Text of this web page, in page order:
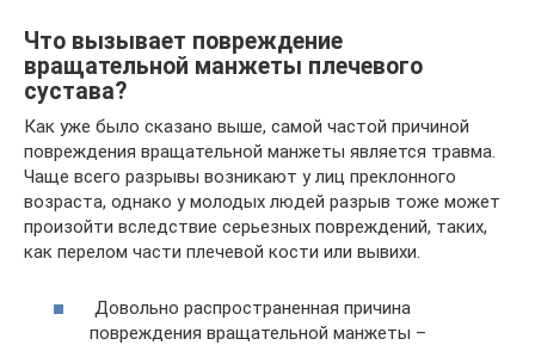
Что вызывает повреждение
вращательной манжеты плечевого
сустава?
Как уже было сказано выше, самой частой причиной
повреждения вращательной манжеты является травма.
Чаще всего разрывы возникают у лиц преклонного
возраста, однако у молодых людей разрыв тоже может
произойти вследствие серьезных повреждений, таких,
как перелом части плечевой кости или вывихи.
Довольно распространенная причина
повреждения вращательной манжеты –